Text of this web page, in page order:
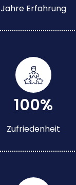
Jahre Erfahrung
100%
Zufriedenheit